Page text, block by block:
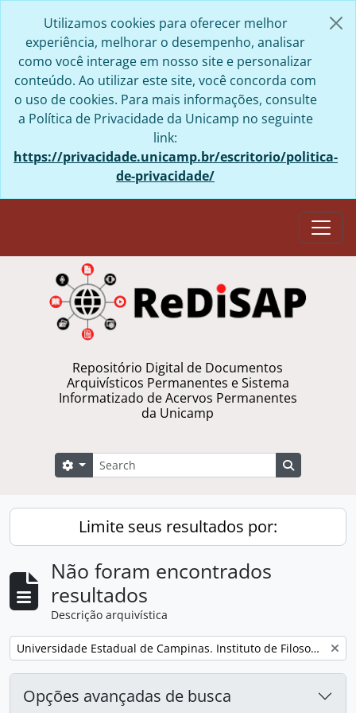
Utilizamos cookies para oferecer melhor
experiência, melhorar o desempenho, analisar
como você interage em nosso site e personalizar
conteúdo. Ao utilizar este site, você concorda com
o uso de cookies. Para mais informações, consulte
a Política de Privacidade da Unicamp no seguinte
link:
https://privacidade.unicamp.br/escritorio/politica-
de-privacidade/
Repositório Digital de Documentos
Arquivísticos Permanentes e Sistema
Informatizado de Acervos Permanentes
da Unicamp
Buscar
Opções de busca
Limite seus resultados por:
Não foram encontrados
resultados
Descrição arquivística
Remover filtro: Universidade Estadual de Campinas. Instituto de Filosofia e Ciências Humanas
Opções avançadas de busca